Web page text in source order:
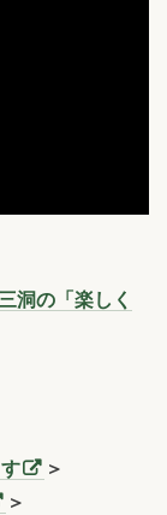
洞の「楽しく
＞
＞